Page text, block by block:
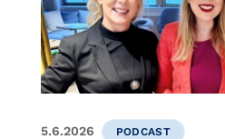
5.6.2026 PODCAST